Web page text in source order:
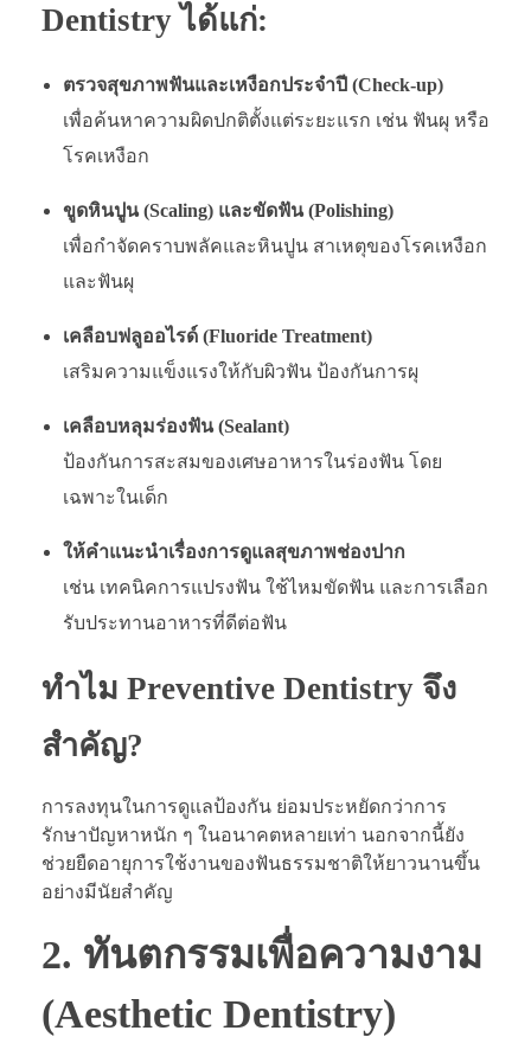
Dentistry ได้แก่:
ตรวจสุขภาพฟันและเหงือกประจำปี (Check-up)
เพื่อค้นหาความผิดปกติตั้งแต่ระยะแรก เช่น ฟันผุ หรือ
โรคเหงือก
ขูดหินปูน (Scaling) และขัดฟัน (Polishing)
เพื่อกำจัดคราบพลัคและหินปูน สาเหตุของโรคเหงือก
และฟันผุ
เคลือบฟลูออไรด์ (Fluoride Treatment)
เสริมความแข็งแรงให้กับผิวฟัน ป้องกันการผุ
เคลือบหลุมร่องฟัน (Sealant)
ป้องกันการสะสมของเศษอาหารในร่องฟัน โดย
เฉพาะในเด็ก
ให้คำแนะนำเรื่องการดูแลสุขภาพช่องปาก
เช่น เทคนิคการแปรงฟัน ใช้ไหมขัดฟัน และการเลือก
รับประทานอาหารที่ดีต่อฟัน
ทำไม Preventive Dentistry จึง
สำคัญ?
การลงทุนในการดูแลป้องกัน ย่อมประหยัดกว่าการ
รักษาปัญหาหนัก ๆ ในอนาคตหลายเท่า นอกจากนี้ยัง
ช่วยยืดอายุการใช้งานของฟันธรรมชาติให้ยาวนานขึ้น
อย่างมีนัยสำคัญ
2. ทันตกรรมเพื่อความงาม
(Aesthetic Dentistry)